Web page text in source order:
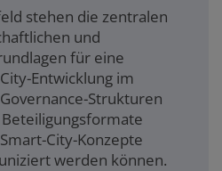
stehen die zentralen
und
für eine
Entwicklung im
Strukturen
City-Konzepte
werden können.